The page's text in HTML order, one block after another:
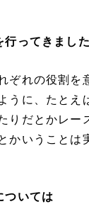
ってきまし
ぞれの役割を
うに、たとえ
りだとかレー
かいうことは
いては